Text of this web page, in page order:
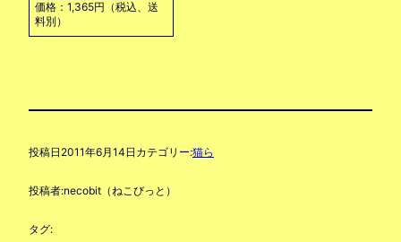
価格：1,365円（税込、送
料別）
投稿日 2011年6月14日 カテゴリー:猫ら
投稿者:necobit（ねこびっと）
タグ: